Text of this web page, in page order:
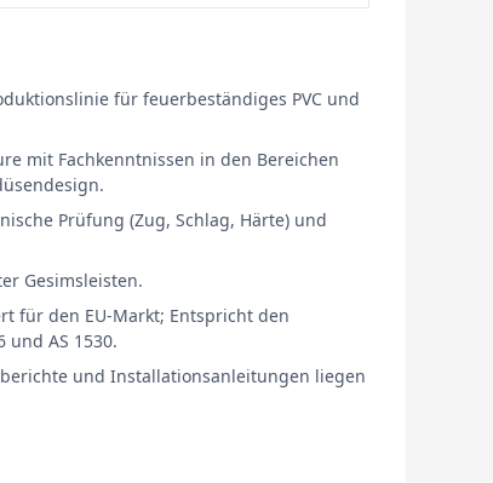
für feuerbeständiges PVC und
mit Fachkenntnissen in den Bereichen
Prüfung (Zug, Schlag, Härte) und
Gesimsleisten.
für den EU-Markt; Entspricht den
AS 1530.
und Installationsanleitungen liegen